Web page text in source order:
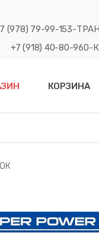
(978) 79-99-153-
+7 (918) 40-80-960-
КОРЗИНА